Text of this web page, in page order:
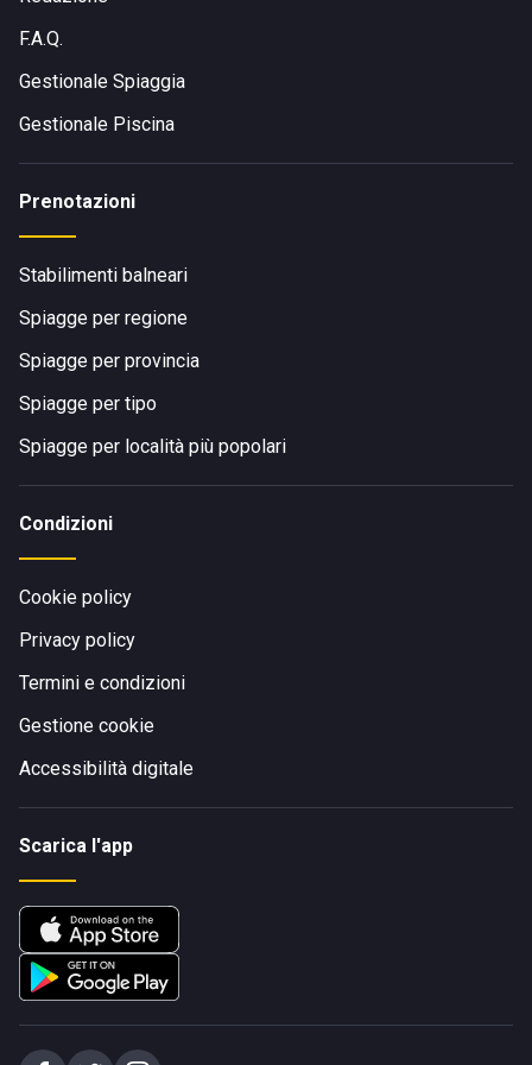
F.A.Q.
Gestionale Spiaggia
Gestionale Piscina
Prenotazioni
Stabilimenti balneari
Spiagge per regione
Spiagge per provincia
Spiagge per tipo
Spiagge per località più popolari
Condizioni
Cookie policy
Privacy policy
Termini e condizioni
Gestione cookie
Accessibilità digitale
Scarica l'app